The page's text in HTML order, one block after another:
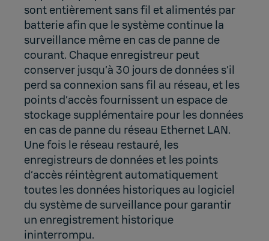
sont entièrement sans fil et alimentés par
batterie afin que le système continue la
surveillance même en cas de panne de
courant. Chaque enregistreur peut
conserver jusqu’à 30 jours de données s’il
perd sa connexion sans fil au réseau, et les
points d’accès fournissent un espace de
stockage supplémentaire pour les données
en cas de panne du réseau Ethernet LAN.
Une fois le réseau restauré, les
enregistreurs de données et les points
d’accès réintègrent automatiquement
toutes les données historiques au logiciel
du système de surveillance pour garantir
un enregistrement historique
ininterrompu.